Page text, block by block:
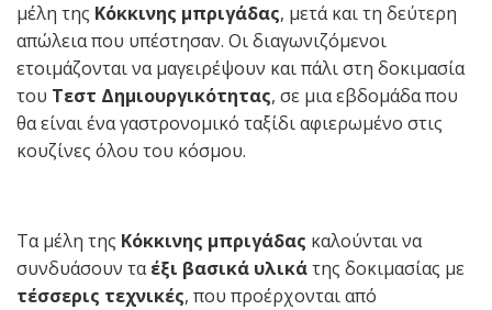
μέλη της Κόκκινης μπριγάδας, μετά και τη δεύτερη
απώλεια που υπέστησαν. Οι διαγωνιζόμενοι
ετοιμάζονται να μαγειρέψουν και πάλι στη δοκιμασία
του Τεστ Δημιουργικότητας, σε μια εβδομάδα που
θα είναι ένα γαστρονομικό ταξίδι αφιερωμένο στις
κουζίνες όλου του κόσμου.
Τα μέλη της Κόκκινης μπριγάδας καλούνται να
συνδυάσουν ταέξι βασικά υλικάτης δοκιμασίας με
τέσσερις τεχνικές, που προέρχονται από